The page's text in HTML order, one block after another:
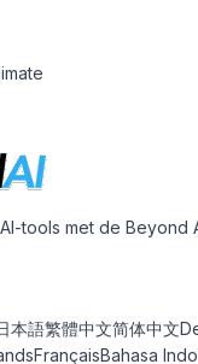
tools met de Beyond
本語繁體中文简体中文
FrançaisBahasa